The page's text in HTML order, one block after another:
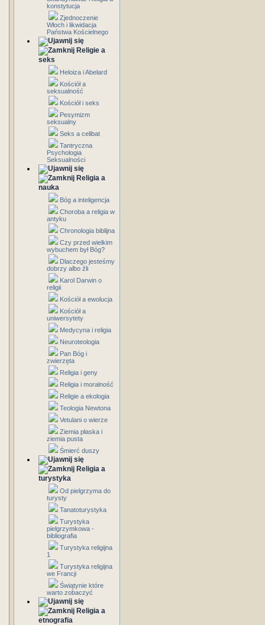
konstytucja
Zjednoczenie
Włoch i likwidacja
Państwa Kościelnego
Religie a
seks
Heloiza i Abelard
Kościół a
seksualność
Kościół i seks
Pesymizm
seksualny
Seks a celibat
Tantryczna
Psychologia
Seksualności
Religia a
nauka
Bóg a inteligencja
Choroba a religia w
antyku
Chronologia biblijna
Czy przed wielkim
wybuchem był Bóg?
Dlaczego jesteśmy
dobrzy albo źli
Karol Darwin o
religii
Kościół a ewolucja
Kościół a
uniwersytety
Medycyna i religia
Neuroteologia
Pan Bóg i
zwierzęta
Religia i geny
Religia i moralność
Religie a ekologia
Teologia Newtona
Vetulani o wierze
Ziemia płaska i
ziemia pusta
Śmierć duszy
Religia a
turystyka
Od pielgrzyma do
turysty
Tanatoturystyka
Turystyka
pielgrzymkowa -
bibliografia
Turystyka religijna
1
Turystyka religijna
we Francji
Świątynie które
warto zobaczyć
Religia a
etnografia